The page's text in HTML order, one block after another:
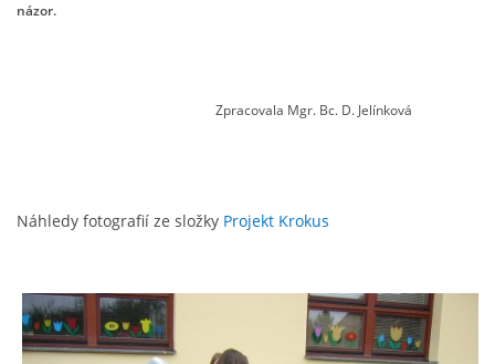
názor.
Zpracovala Mgr. Bc. D. Jelínková
Náhledy fotografií ze složky Projekt Krokus